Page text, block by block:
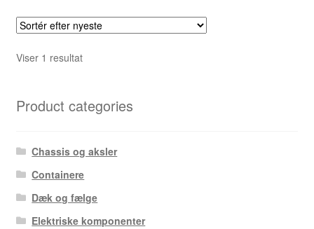
Viser 1 resultat
Product categories
Chassis og aksler
Containere
Dæk og fælge
Elektriske komponenter